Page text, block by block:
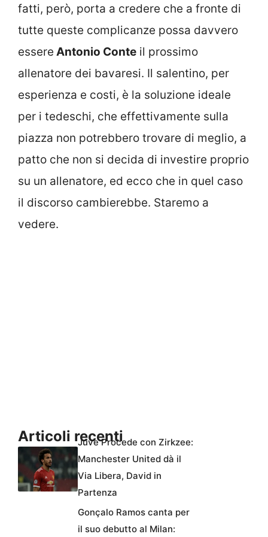
fatti, però, porta a credere che a fronte di
tutte queste complicanze possa davvero
essere Antonio Conte il prossimo
allenatore dei bavaresi. Il salentino, per
esperienza e costi, è la soluzione ideale
per i tedeschi, che effettivamente sulla
piazza non potrebbero trovare di meglio, a
patto che non si decida di investire proprio
su un allenatore, ed ecco che in quel caso
il discorso cambierebbe. Staremo a
vedere.
Articoli recentiJuve Procede con Zirkzee:
Manchester United dà il
Via Libera, David in
Partenza
Gonçalo Ramos canta per
il suo debutto al Milan: